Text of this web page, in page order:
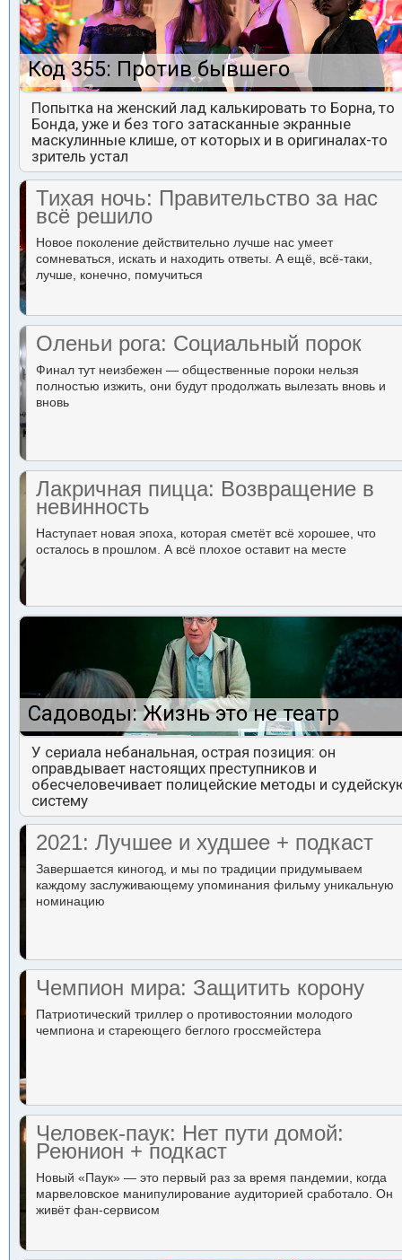
Код 355: Против бывшего
Попытка на женский лад калькировать то Борна, то
Бонда, уже и без того затасканные экранные
маскулинные клише, от которых и в оригиналах-то
зритель устал
Тихая ночь: Правительство за нас
всё решило
Новое поколение действительно лучше нас умеет
сомневаться, искать и находить ответы. А ещё, всё-таки,
лучше, конечно, помучиться
Оленьи рога: Социальный порок
Финал тут неизбежен — общественные пороки нельзя
полностью изжить, они будут продолжать вылезать вновь и
вновь
Лакричная пицца: Возвращение в
невинность
Наступает новая эпоха, которая сметёт всё хорошее, что
осталось в прошлом. А всё плохое оставит на месте
Садоводы: Жизнь это не театр
У сериала небанальная, острая позиция: он
оправдывает настоящих преступников и
обесчеловечивает полицейские методы и
систему
2021: Лучшее и худшее + подкаст
Завершается киногод, и мы по традиции придумываем
каждому заслуживающему упоминания фильму уникальную
номинацию
Чемпион мира: Защитить корону
Патриотический триллер о противостоянии молодого
чемпиона и стареющего беглого гроссмейстера
Человек-паук: Нет пути домой:
Реюнион + подкаст
Новый «Паук» — это первый раз за время пандемии, когда
марвеловское манипулирование аудиторией сработало. Он
живёт фан-сервисом